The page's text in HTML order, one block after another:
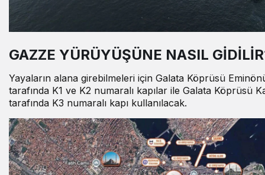
GAZZE YÜRÜYÜŞÜNE NASIL
Yayaların alana girebilmeleri için Galata Köprüsü
tarafında K1 ve K2 numaralı kapılar ile Galata Köprüsü
tarafında K3 numaralı kapı kullanılacak.